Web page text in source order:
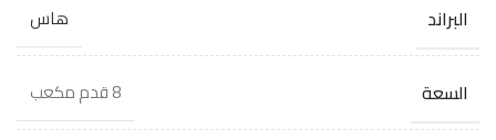
البراند هاس
السعة 8 قدم مكعب